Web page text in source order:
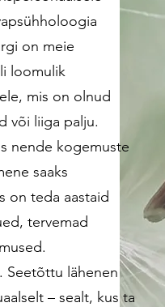
on meie
loomulik
mis on olnud
või liiga palju.
nende kogemuste
saaks
on teda aastaid
tervemad
Seetõttu lähenen
– sealt, kus ta